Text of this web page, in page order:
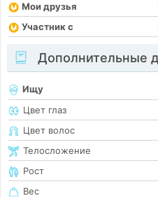
Мои друзья
Участник с
Дополнительные
Ищу
Цвет глаз
Цвет волос
Телосложение
Рост
Вес